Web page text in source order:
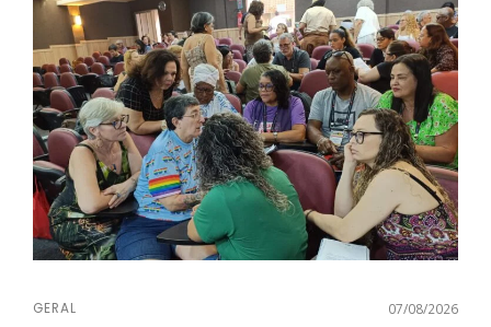
GERAL 07/08/2026